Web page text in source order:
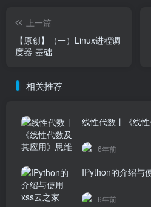
上一篇
【原创】（一）Linux进程调
度器-基础
相关推荐
线性代数丨《线
6年前
IPython的介绍与
6年前